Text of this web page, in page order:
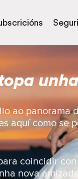
ao panorama
aquí como se
coincidir
nova